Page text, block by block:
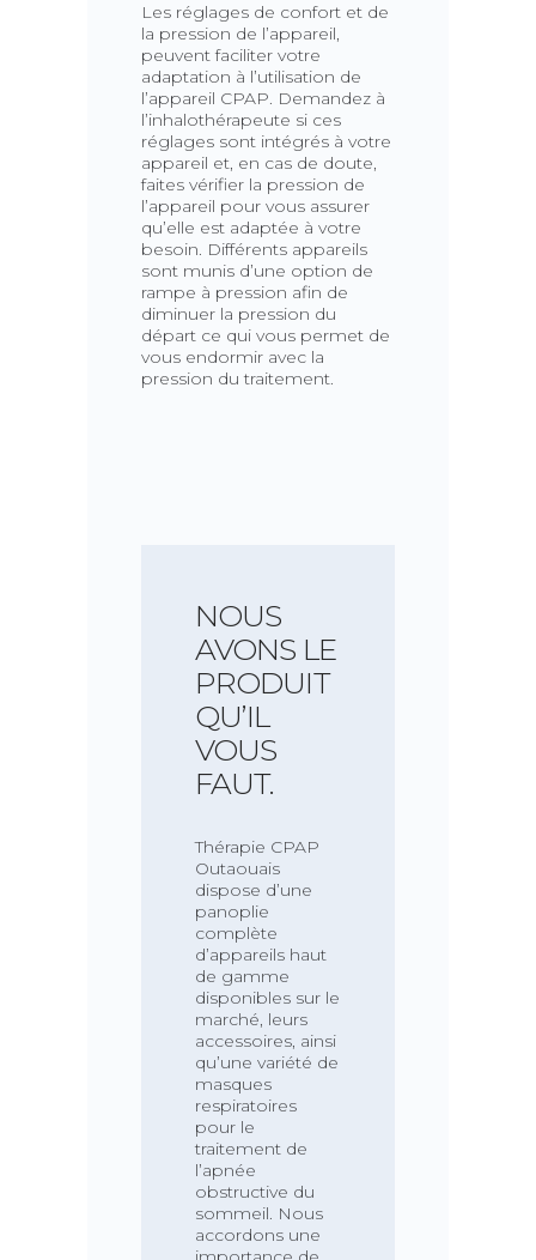
Les réglages de confort et de
la pression de l’appareil,
peuvent faciliter votre
adaptation à l’utilisation de
l’appareil CPAP. Demandez à
l’inhalothérapeute si ces
réglages sont intégrés à votre
appareil et, en cas de doute,
faites vérifier la pression de
l’appareil pour vous assurer
qu’elle est adaptée à votre
besoin. Différents appareils
sont munis d’une option de
rampe à pression afin de
diminuer la pression du
départ ce qui vous permet de
vous endormir avec la
pression du traitement.
NOUS
AVONS LE
PRODUIT
QU’IL
VOUS
FAUT.
Thérapie CPAP
Outaouais
dispose d’une
panoplie
complète
d’appareils haut
de gamme
disponibles sur le
marché, leurs
accessoires, ainsi
qu’une variété de
masques
respiratoires
pour le
traitement de
l’apnée
obstructive du
sommeil. Nous
accordons une